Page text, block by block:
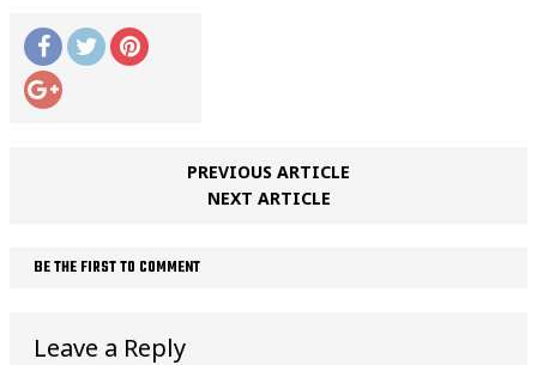
PREVIOUS ARTICLE
NEXT ARTICLE
BE THE FIRST TO COMMENT
Leave a Reply